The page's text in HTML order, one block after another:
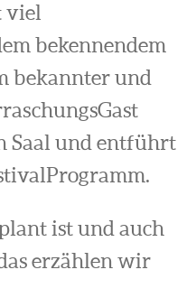
viel
bekennendem
bekannter und
Saal und entführt
ist und auch
erzählen wir